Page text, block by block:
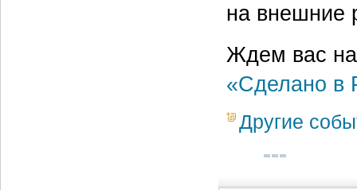
на внешние
Ждем вас
«Сделано в
Другие